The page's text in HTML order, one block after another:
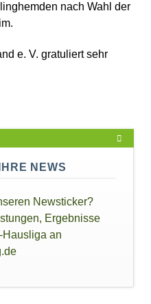
nach Wahl der
e. V. gratuliert sehr
NEWS
Newsticker?
Ergebnisse
Hausliga an